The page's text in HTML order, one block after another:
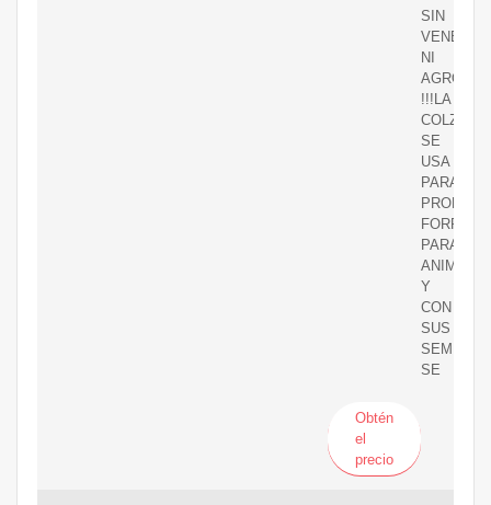
SIN
VENENOS
NI
!!!LA
COLZA
SE
USA
PARA
FORRAJE
PARA
Y
CON
SUS
SEMILLAS
SE
Obtén
el
precio